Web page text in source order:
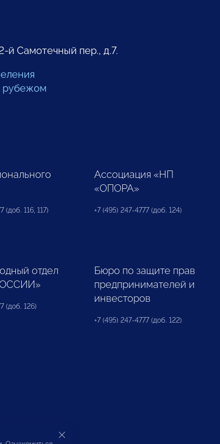
й Самотечный пер., д.7.
рубежом
(доб. 116, 117)
Ассоциация «НП
«ОПОРА»
+7 (495) 247-4777 (доб. 124)
отдел
(доб. 126)
Бюро по защите прав
предпринимателей и
инвесторов
+7 (495) 247-4777 (доб. 122)